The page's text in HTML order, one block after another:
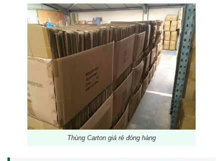
Thùng Carton giá rẻ đóng hàng